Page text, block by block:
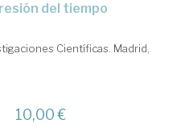
del tiempo
Científicas. Madrid,
10,00 €